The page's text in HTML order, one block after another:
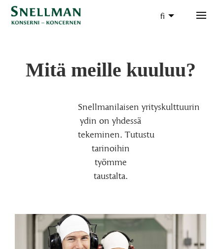
fi
Mitä meille kuuluu?
Snellmanilaisen yrityskulttuurin
ydin on yhdessä
tekeminen. Tutustu
tarinoihin
työmme
taustalta.